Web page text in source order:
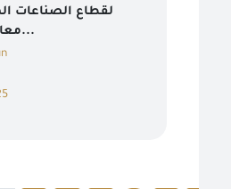
لقطاع الصناعات
معالي وزير الإستث...